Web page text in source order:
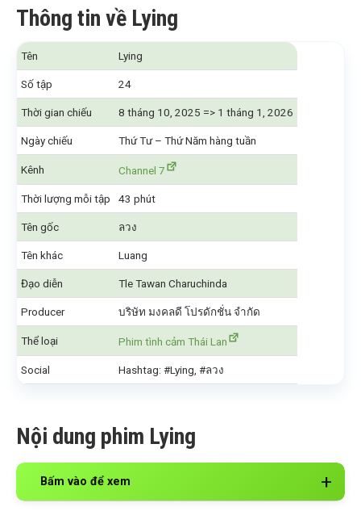
Thông tin về Lying
Tên Lying
Số tập 24
Thời gian chiếu 8 tháng 10, 2025 => 1 tháng 1, 2026
Ngày chiếu Thứ Tư – Thứ Năm hàng tuần
Kênh Channel 7
Thời lượng mỗi tập 43 phút
Tên gốc ลวง
Tên khác Luang
Đạo diễn Tle Tawan Charuchinda
Producer บริษัท มงคลดี โปรดักชั่น จำกัด
Thể loại Phim tình cảm Thái Lan
Social Hashtag: #Lying, #ลวง
Nội dung phim Lying
Bấm vào để xem